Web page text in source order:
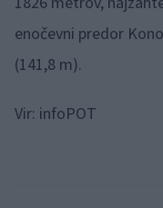
enočevni predor
(141,8 m).
Vir: infoPOT